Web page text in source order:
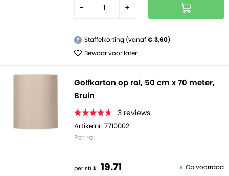
- +
? Staffelkorting (vanaf€ 3,60)
Bewaar voor later
Golfkarton op rol, 50 cm x 70 meter,
Bruin
3 reviews
Artikelnr: 7710002
Per rol
per stuk 19.71 Op voorraad